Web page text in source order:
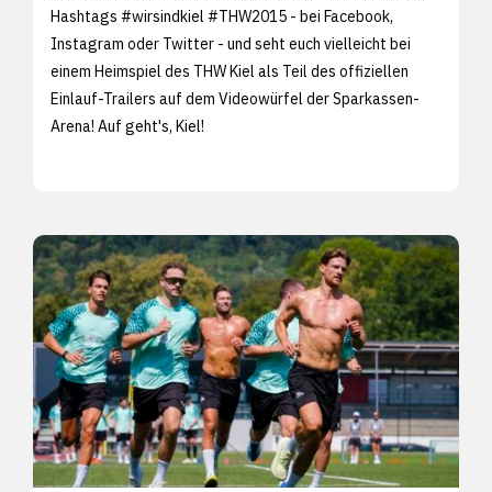
Hashtags ‪#‎wirsindkiel‬ ‪#‎THW2015‬ - bei Facebook,
Instagram oder Twitter - und seht euch vielleicht bei
einem Heimspiel des THW Kiel als Teil des offiziellen
Einlauf-Trailers auf dem Videowürfel der Sparkassen-
Arena! Auf geht's, Kiel!